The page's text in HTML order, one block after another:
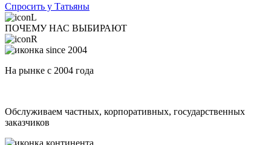
Спросить у Татьяны
ПОЧЕМУ НАС ВЫБИРАЮТ
На рынке с 2004 года
Обслуживаем частных, корпоративных, государственных
заказчиков